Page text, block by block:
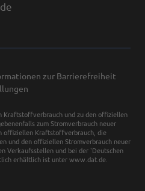
zur Barrierefreiheit
Kraftstoffverbrauch und zu den offiziellen
zum Stromverbrauch neuer
offiziellen Kraftstoffverbrauch, die
und den offiziellen Stromverbrauch neuer
Verkaufsstellen und bei der 'Deutschen
erhältlich ist unter www.dat.de.